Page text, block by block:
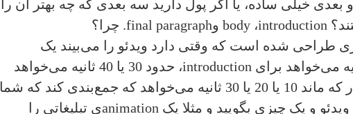
بعدی خیلی ساده، یا اگر پول دارید سه بعدی که چه بهتر آن را
introduction، body و‌final paragraph. چرا؟
طراحی شده است که وقتی دارد ویدئو را می‌بیند یک
introduction
، حدود 30 یا 40 ثانیه می‌خواهد
یا مطلب اصلی و بقیه هر چقدر که ماند 10 یا 20 یا 30 ثانیه می‌خواهد که جمع‌بندی کند که شما
و یک چیزی بگویید و مثلا یک animationی تبلیغاتی را